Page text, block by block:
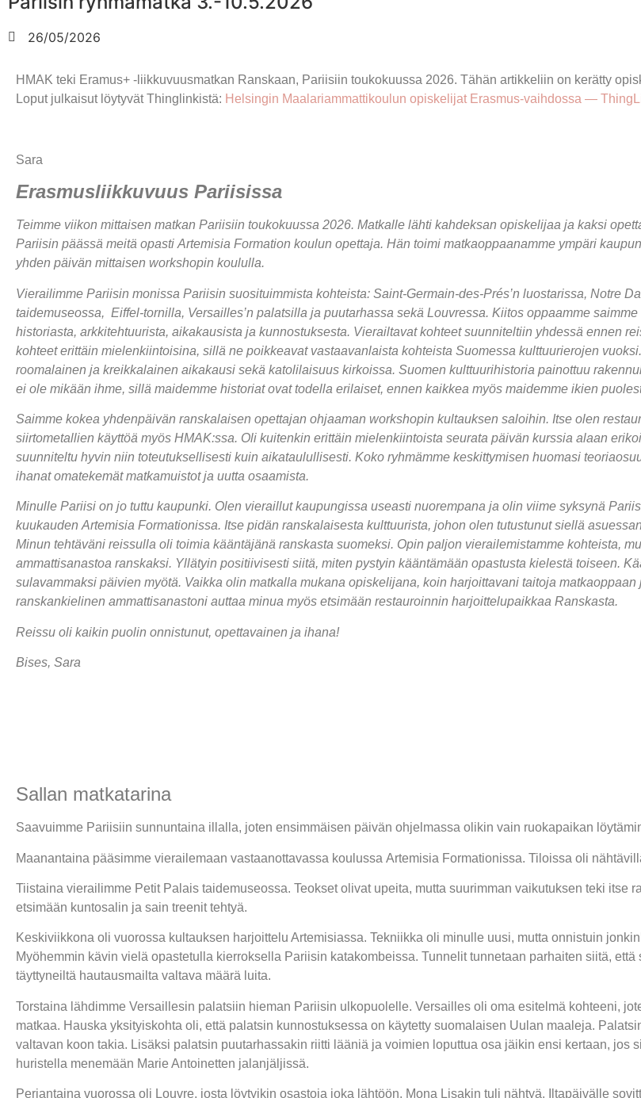
26/05/2026
HMAK teki Eramus+ -liikkuvuusmatkan Ranskaan, Pariisiin toukokuussa 2026. Tähän artikkeliin on kerätty
Loput julkaisut löytyvät Thinglinkistä: Helsingin Maalariammattikoulun opiskelijat Erasmus-vaihdossa —
Sara
Erasmusliikkuvuus Pariisissa
Teimme viikon mittaisen matkan Pariisiin toukokuussa 2026. Matkalle lähti kahdeksan opiskelijaa ja kaksi
Pariisin päässä meitä opasti Artemisia Formation koulun opettaja. Hän toimi matkaoppaanamme ympäri
yhden päivän mittaisen workshopin koululla.
Vierailimme Pariisin monissa Pariisin suosituimmista kohteista: Saint-Germain-des-Prés’n luostarissa, Notre
taidemuseossa, Eiffel-tornilla, Versailles’n palatsilla ja puutarhassa sekä Louvressa. Kiitos oppaamme
historiasta, arkkitehtuurista, aikakausista ja kunnostuksesta. Vierailtavat kohteet suunniteltiin yhdessä ennen
kohteet erittäin mielenkiintoisina, sillä ne poikkeavat vastaavanlaista kohteista Suomessa kulttuurierojen
roomalainen ja kreikkalainen aikakausi sekä katolilaisuus kirkoissa. Suomen kulttuurihistoria painottuu
ei ole mikään ihme, sillä maidemme historiat ovat todella erilaiset, ennen kaikkea myös maidemme ikien
Saimme kokea yhdenpäivän ranskalaisen opettajan ohjaaman workshopin kultauksen saloihin. Itse olen
siirtometallien käyttöä myös HMAK:ssa. Oli kuitenkin erittäin mielenkiintoista seurata päivän kurssia alaan
suunniteltu hyvin niin toteutuksellisesti kuin aikataulullisesti. Koko ryhmämme keskittymisen huomasi
ihanat omatekemät matkamuistot ja uutta osaamista.
Minulle Pariisi on jo tuttu kaupunki. Olen vieraillut kaupungissa useasti nuorempana ja olin viime syksynä
kuukauden Artemisia Formationissa. Itse pidän ranskalaisesta kulttuurista, johon olen tutustunut siellä
Minun tehtäväni reissulla oli toimia kääntäjänä ranskasta suomeksi. Opin paljon vierailemistamme kohteista,
ammattisanastoa ranskaksi. Yllätyin positiivisesti siitä, miten pystyin kääntämään opastusta kielestä toiseen.
sulavammaksi päivien myötä. Vaikka olin matkalla mukana opiskelijana, koin harjoittavani taitoja
ranskankielinen ammattisanastoni auttaa minua myös etsimään restauroinnin harjoittelupaikkaa Ranskasta.
Reissu oli kaikin puolin onnistunut, opettavainen ja ihana!
Bises, Sara
Sallan matkatarina
Saavuimme Pariisiin sunnuntaina illalla, joten ensimmäisen päivän ohjelmassa olikin vain ruokapaikan
Maanantaina pääsimme vierailemaan vastaanottavassa koulussa Artemisia Formationissa. Tiloissa oli
Tiistaina vierailimme Petit Palais taidemuseossa. Teokset olivat upeita, mutta suurimman vaikutuksen teki itse
etsimään kuntosalin ja sain treenit tehtyä.
Keskiviikkona oli vuorossa kultauksen harjoittelu Artemisiassa. Tekniikka oli minulle uusi, mutta onnistuin
Myöhemmin kävin vielä opastetulla kierroksella Pariisin katakombeissa. Tunnelit tunnetaan parhaiten siitä,
täyttyneiltä hautausmailta valtava määrä luita.
Torstaina lähdimme Versaillesin palatsiin hieman Pariisin ulkopuolelle. Versailles oli oma esitelmä kohteeni,
matkaa. Hauska yksityiskohta oli, että palatsin kunnostuksessa on käytetty suomalaisen Uulan maaleja.
valtavan koon takia. Lisäksi palatsin puutarhassakin riitti lääniä ja voimien loputtua osa jäikin ensi kertaan, jos
huristella menemään Marie Antoinetten jalanjäljissä.
Perjantaina vuorossa oli Louvre, josta löytyikin osastoja joka lähtöön. Mona Lisakin tuli nähtyä. Iltapäivälle